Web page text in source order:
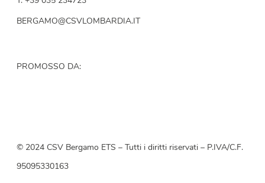
BERGAMO@CSVLOMBARDIA.IT
PROMOSSO DA:
© 2024 CSV Bergamo ETS – Tutti i diritti riservati – P.IVA/C.F.
95095330163